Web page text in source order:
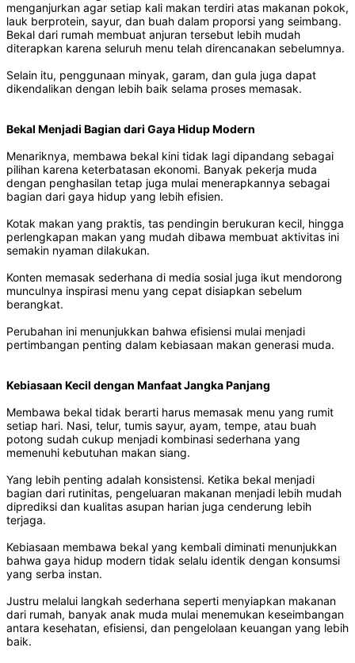
menganjurkan agar setiap kali makan terdiri atas makanan pokok,
lauk berprotein, sayur, dan buah dalam proporsi yang seimbang.
Bekal dari rumah membuat anjuran tersebut lebih mudah
diterapkan karena seluruh menu telah direncanakan sebelumnya.
Selain itu, penggunaan minyak, garam, dan gula juga dapat
dikendalikan dengan lebih baik selama proses memasak.
Bekal Menjadi Bagian dari Gaya Hidup Modern
Menariknya, membawa bekal kini tidak lagi dipandang sebagai
pilihan karena keterbatasan ekonomi. Banyak pekerja muda
dengan penghasilan tetap juga mulai menerapkannya sebagai
bagian dari gaya hidup yang lebih efisien.
Kotak makan yang praktis, tas pendingin berukuran kecil, hingga
perlengkapan makan yang mudah dibawa membuat aktivitas ini
semakin nyaman dilakukan.
Konten memasak sederhana di media sosial juga ikut mendorong
munculnya inspirasi menu yang cepat disiapkan sebelum
berangkat.
Perubahan ini menunjukkan bahwa efisiensi mulai menjadi
pertimbangan penting dalam kebiasaan makan generasi muda.
Kebiasaan Kecil dengan Manfaat Jangka Panjang
Membawa bekal tidak berarti harus memasak menu yang rumit
setiap hari. Nasi, telur, tumis sayur, ayam, tempe, atau buah
potong sudah cukup menjadi kombinasi sederhana yang
memenuhi kebutuhan makan siang.
Yang lebih penting adalah konsistensi. Ketika bekal menjadi
bagian dari rutinitas, pengeluaran makanan menjadi lebih mudah
diprediksi dan kualitas asupan harian juga cenderung lebih
terjaga.
Kebiasaan membawa bekal yang kembali diminati menunjukkan
bahwa gaya hidup modern tidak selalu identik dengan konsumsi
yang serba instan.
Justru melalui langkah sederhana seperti menyiapkan makanan
dari rumah, banyak anak muda mulai menemukan keseimbangan
antara kesehatan, efisiensi, dan pengelolaan keuangan yang lebih
baik.